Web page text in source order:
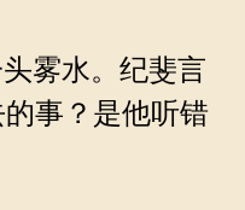
雾水。纪斐言
事？是他听错